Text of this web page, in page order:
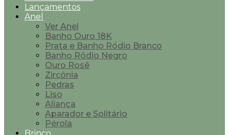
Lançamentos
Anel
Ver Anel
Banho Ouro 18K
Prata e Banho Ródio Branco
Banho Ródio Negro
Ouro Rosê
Zircônia
Pedras
Liso
Aliança
Aparador e Solitário
Pérola